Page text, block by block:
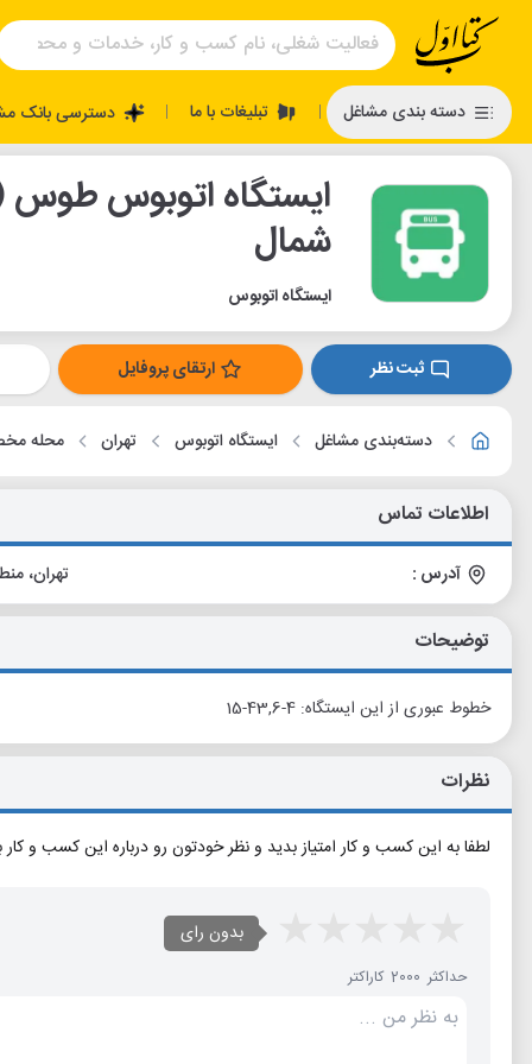
دسته بندی مشاغل | تبلیغات با ما | دسترسی بانک
شمال
ایستگاه اتوبوس
ثبت نظر ارتقای پروفایل
دسته‌بندی مشاغل ایستگاه اتوبوس تهران محله
اطلاعات تماس
آدرس : تهران، منطقه 11، محله مخصوص، خ مخصوص
توضیحات
خطوط عبوری از این ایستگاه: 4-43,6-15
نظرات
لطفا به این کسب و کار امتیاز بدید و نظر خودتون رو درباره این کسب و کار
بدون رای
حداکثر 2000 کاراکتر